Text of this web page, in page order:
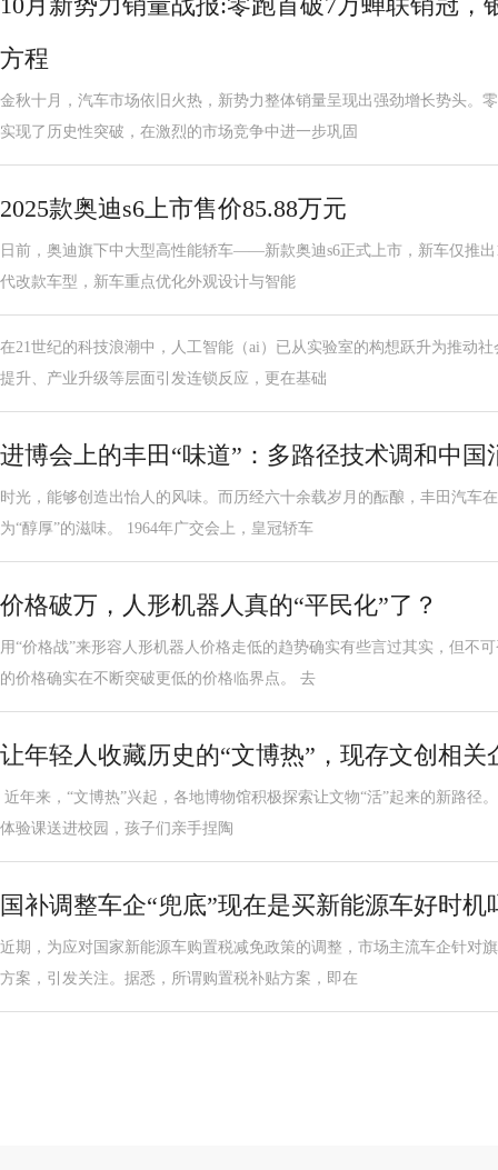
方程
金秋十月，汽车市场依旧火热，新势力整体销量呈现出强劲增长势头。
实现了历史性突破，在激烈的市场竞争中进一步巩固
2025款奥迪s6上市售价85.88万元
日前，奥迪旗下中大型高性能轿车——新款奥迪s6正式上市，新车仅推
代改款车型，新车重点优化外观设计与智能
在21世纪的科技浪潮中，人工智能（ai）已从实验室的构想跃升为推动
提升、产业升级等层面引发连锁反应，更在基础
进博会上的丰田“味道”：多路径技术调和中国
时光，能够创造出怡人的风味。而历经六十余载岁月的酝酿，丰田汽车
为“醇厚”的滋味。 1964年广交会上，皇冠轿车
价格破万，人形机器人真的“平民化”了？
用“价格战”来形容人形机器人价格走低的趋势确实有些言过其实，但不
的价格确实在不断突破更低的价格临界点。 去
让年轻人收藏历史的“文博热”，现存文创相关
近年来，“文博热”兴起，各地博物馆积极探索让文物“活”起来的新路径
体验课送进校园，孩子们亲手捏陶
国补调整车企“兜底”现在是买新能源车好时机
近期，为应对国家新能源车购置税减免政策的调整，市场主流车企针对
方案，引发关注。据悉，所谓购置税补贴方案，即在